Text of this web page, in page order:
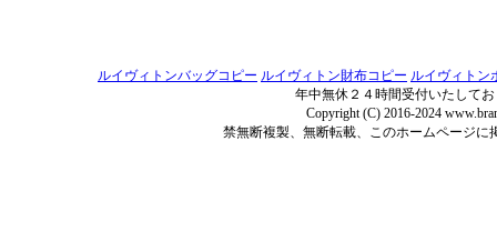
ルイヴィトンバッグコピー ルイヴィトン財布コピー ルイヴィトン
年中無休２４時間受付いたして
Copyright (C) 2016-2024
禁無断複製、無断転載、このホームページ